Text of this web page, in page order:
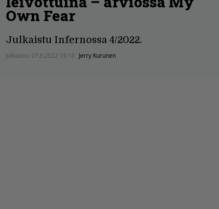
Own Fear
Julkaistu Infernossa 4/2022.
Julkaistu: 27.6.2022 19:10 Jerry Kurunen